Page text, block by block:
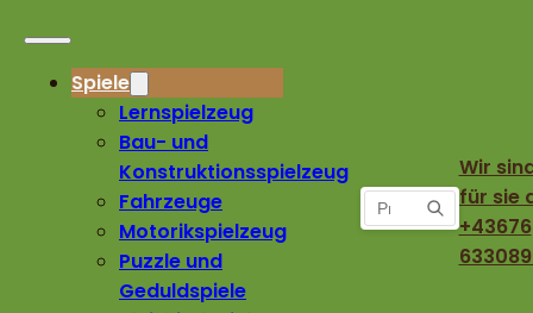
Spiele
Lernspielzeug
Bau- und
Konstruktionsspielzeug
Fahrzeuge
Motorikspielzeug
Puzzle und
Geduldspiele
Wir
für sie
+43676